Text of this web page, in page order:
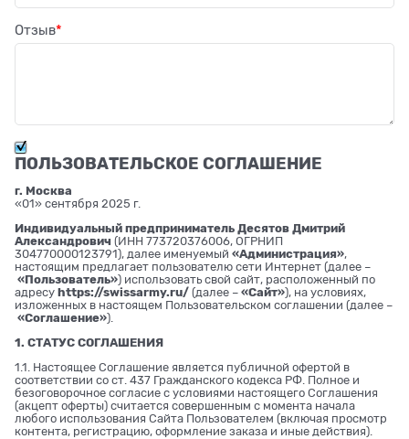
Отзыв
ПОЛЬЗОВАТЕЛЬСКОЕ СОГЛАШЕНИЕ
г. Москва
«01» сентября 2025 г.
Индивидуальный предприниматель Десятов Дмитрий
Александрович (ИНН 773720376006, ОГРНИП
304770000123791), далее именуемый «Администрация»,
настоящим предлагает пользователю сети Интернет (далее –
«Пользователь») использовать свой сайт, расположенный по
адресу https://swissarmy.ru/ (далее – «Сайт»), на условиях,
изложенных в настоящем Пользовательском соглашении (далее –
«Соглашение»).
1. СТАТУС СОГЛАШЕНИЯ
1.1. Настоящее Соглашение является публичной офертой в
соответствии со ст. 437 Гражданского кодекса РФ. Полное и
безоговорочное согласие с условиями настоящего Соглашения
(акцепт оферты) считается совершенным с момента начала
любого использования Сайта Пользователем (включая просмотр
контента, регистрацию, оформление заказа и иные действия).